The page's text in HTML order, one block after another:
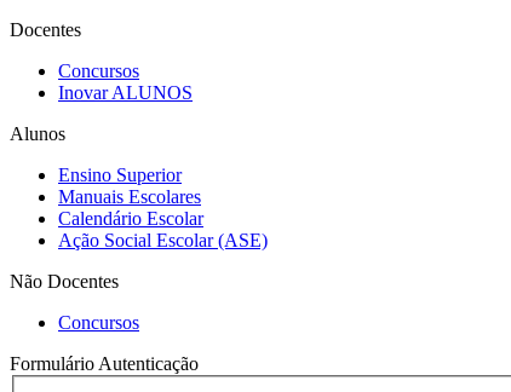
Docentes
Concursos
Inovar ALUNOS
Alunos
Ensino Superior
Manuais Escolares
Calendário Escolar
Ação Social Escolar (ASE)
Não Docentes
Concursos
Formulário Autenticação